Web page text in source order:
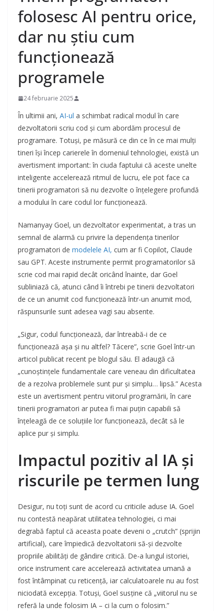
folosesc AI pentru orice,
dar nu știu cum
funcționează
programele
24 februarie 2025
În ultimii ani, AI-ul a schimbat radical modul în care
dezvoltatorii scriu cod și cum abordăm procesul de
programare. Totuși, pe măsură ce din ce în ce mai mulți
tineri își încep carierele în domeniul tehnologiei, există un
avertisment important: în ciuda faptului că aceste unelte
inteligente accelerează ritmul de lucru, ele pot face ca
tinerii programatori să nu dezvolte o înțelegere profundă
a modului în care codul lor funcționează.
Namanyay Goel, un dezvoltator experimentat, a tras un
semnal de alarmă cu privire la dependența tinerilor
programatori de modelele AI, cum ar fi Copilot, Claude
sau GPT. Aceste instrumente permit programatorilor să
scrie cod mai rapid decât oricând înainte, dar Goel
subliniază că, atunci când îi întrebi pe tinerii dezvoltatori
de ce un anumit cod funcționează într-un anumit mod,
răspunsurile sunt adesea vagi sau absente.
„Sigur, codul funcționează, dar întreabă-i de ce
funcționează așa și nu altfel? Tăcere”, scrie Goel într-un
articol publicat recent pe blogul său. El adaugă că
„cunoștințele fundamentale care veneau din dificultatea
de a rezolva problemele sunt pur și simplu… lipsă.” Acesta
este un avertisment pentru viitorul programării, în care
tinerii programatori ar putea fi mai puțin capabili să
înțeleagă de ce soluțiile lor funcționează, decât să le
aplice pur și simplu.
Impactul pozitiv al IA și
riscurile pe termen lung
Desigur, nu toți sunt de acord cu criticile aduse IA. Goel
nu contestă neapărat utilitatea tehnologiei, ci mai
degrabă faptul că aceasta poate deveni o „crutch” (sprijin
artificial), care împiedică dezvoltatorii să-și dezvolte
propriile abilități de gândire critică. De-a lungul istoriei,
orice instrument care accelerează activitatea umană a
fost întâmpinat cu reticență, iar calculatoarele nu au fost
niciodată excepția. Totuși, Goel susține că „viitorul nu se
referă la unde folosim IA – ci la cum o folosim.”